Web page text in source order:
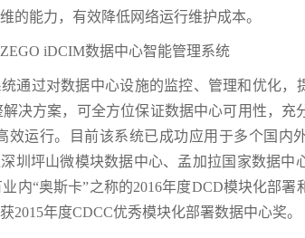
的能力，有效降低网络运行维护成本。
iDCIM数据中心智能管理系统
通过对数据中心设施的监控、管理和优化，
决方案，可全方位保证数据中心可用性，充
运行。目前该系统已成功应用于多个国内
圳坪山微模块数据中心、孟加拉国家数据中
内“奥斯卡”之称的2016年度DCD模块化部署
年度CDCC优秀模块化部署数据中心奖。